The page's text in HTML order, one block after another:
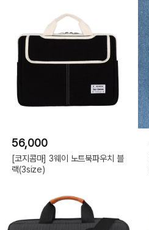
56,000
[코지콤마] 3웨이 노트북파우치 블
랙(3size)